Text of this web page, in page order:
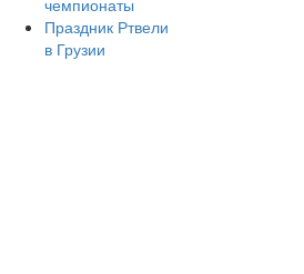
чемпионаты
Праздник Ртвели
в Грузии